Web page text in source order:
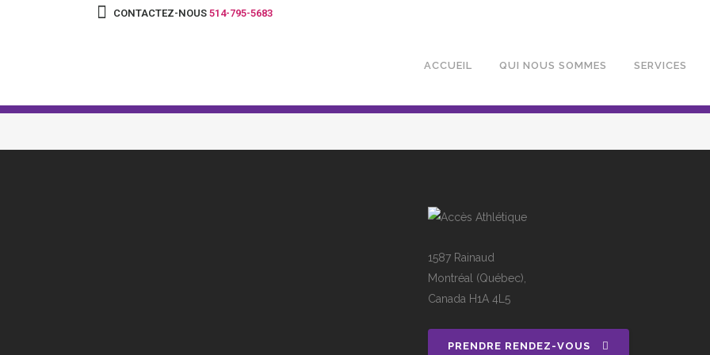
CONTACTEZ-NOUS 514-795-5683
ACCUEIL QUI NOUS SOMMES SERVICES
1587 Rainaud
Montréal (Québec),
Canada H1A 4L5
PRENDRE RENDEZ-VOUS